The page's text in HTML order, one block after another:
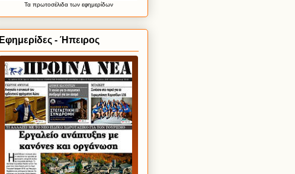
Τα πρωτοσέλιδατων εφημερίδων
Εφημερίδες - Ήπειρος